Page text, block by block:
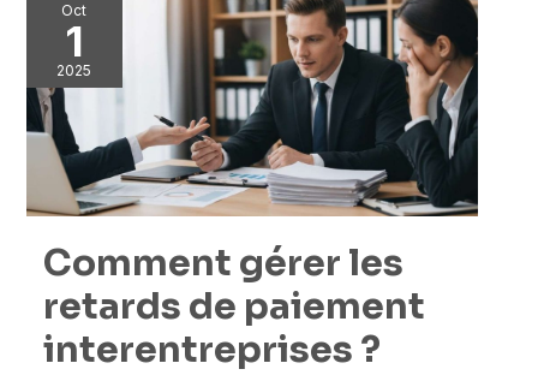
Oct
1
2025
Comment gérer les
retards de paiement
interentreprises ?